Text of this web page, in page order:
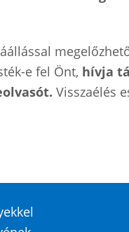
e fel Önt, hívja
Visszaélés